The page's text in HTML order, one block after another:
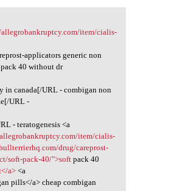
item/cialis-
applicators generic non
40 without dr
in canada[/URL - combigan non
URL -
- teratogenesis <a
item/cialis-
drug/careprost-
soft-pack-40/">soft pack 40
a> <a
pills</a> cheap combigan